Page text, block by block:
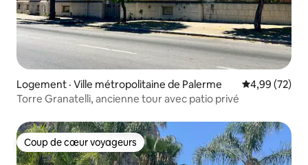
Logement · Ville métropolitaine de Palerme Note
4,99 (72)
Torre Granatelli, ancienne tour avec patio privé
Coup de cœur voyageurs
Coup de cœur voyageurs